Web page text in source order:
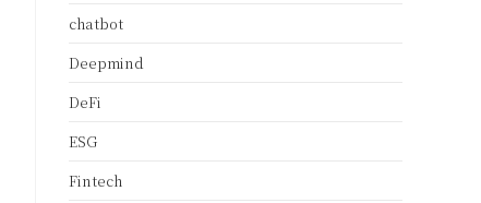
chatbot
Deepmind
DeFi
ESG
Fintech